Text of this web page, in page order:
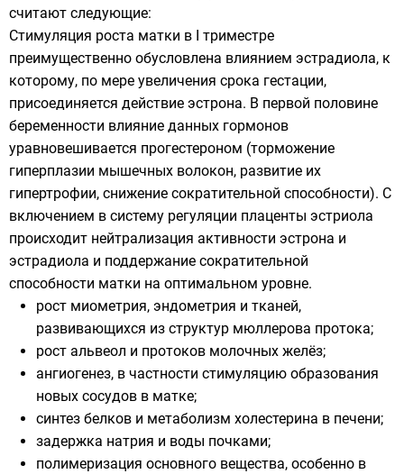
считают следующие:
Стимуляция роста матки в I триместре
преимущественно обусловлена влиянием эстрадиола, к
которому, по мере увеличения срока гестации,
присоединяется действие эстрона. В первой половине
беременности влияние данных гормонов
уравновешивается прогестероном (торможение
гиперплазии мышечных волокон, развитие их
гипертрофии, снижение сократительной способности). С
включением в систему регуляции плаценты эстриола
происходит нейтрализация активности эстрона и
эстрадиола и поддержание сократительной
способности матки на оптимальном уровне.
рост миометрия, эндометрия и тканей,
развивающихся из структур мюллерова протока;
рост альвеол и протоков молочных желёз;
ангиогенез, в частности стимуляцию образования
новых сосудов в матке;
синтез белков и метаболизм холестерина в печени;
задержка натрия и воды почками;
полимеризация основного вещества, особенно в